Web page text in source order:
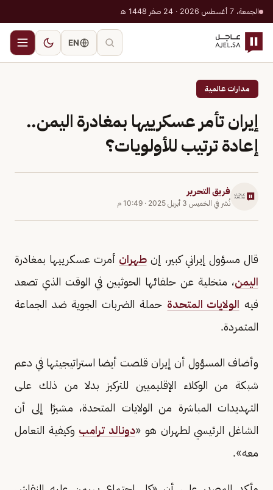
الجمعة، 7 أغسطس 2026 · 24 صفر 1448 هـ
EN
مدارات عالمية
إيران تأمر عسكرييها بمغادرة اليمن..
إعادة ترتيب للأولويات؟
فريق التحرير
نُشر في الخميس 3 أبريل 2025 · 10:49 م
قال مسؤول إيراني كبير، إن طهران أمرت عسكرييها بمغادرة
اليمن، متخلية عن حلفائها الحوثيين في الوقت الذي تصعد
فيه الولايات المتحدة حملة الضربات الجوية ضد الجماعة
المتمردة.
وأضاف المسؤول أن إيران قلصت أيضا استراتيجيتها في دعم
شبكة من الوكلاء الإقليميين للتركيز بدلا من ذلك على
التهديدات المباشرة من الولايات المتحدة، مشيرًا إلى أن
الشاغل الرئيسي لطهران هو «دونالد ترامب وكيفية التعامل
معه».